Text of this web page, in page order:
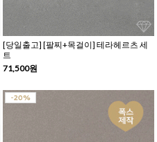
[당일출고] [팔찌+목걸이] 테라헤르츠 세
트
71,500원